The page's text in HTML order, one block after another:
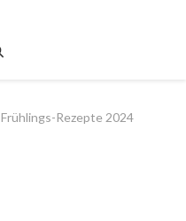
Frühlings-Rezepte 2024